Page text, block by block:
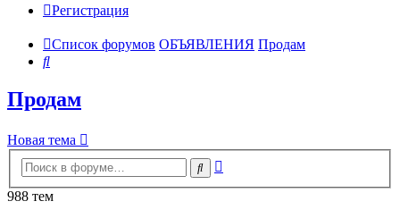
Регистрация
Список форумов ОБЪЯВЛЕНИЯ Продам
Поиск
Продам
Новая тема
Поиск
988 тем